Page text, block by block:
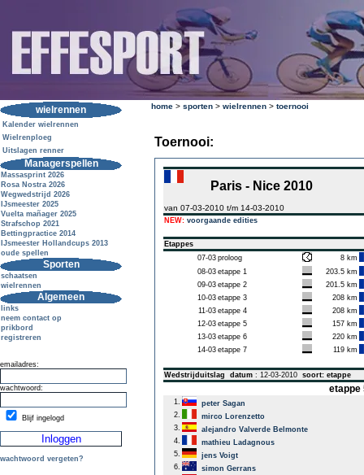
wielrennen
Kalender wielrennen
Wielrenploeg
Uitslagen renner
Managerspellen
Massasprint 2026
Rosa Nostra 2026
Wegwedstrijd 2026
IJsmeester 2025
Vuelta mañager 2025
Strafschop 2021
Bettingpractice 2014
IJsmeester Hollandcups 2013
oude spellen
Sporten
schaatsen
wielrennen
Algemeen
links
neem contact op
prikbord
registreren
emailadres:
wachtwoord:
Blijf ingelogd
wachtwoord vergeten?
home > sporten > wielrennen > toernooi
Toernooi:
Paris - Nice 2010
van 07-03-2010 t/m 14-03-2010
NEW: voorgaande edities
Etappes
07-03 proloog
8 km
08-03 etappe 1
203.5 km
09-03 etappe 2
201.5 km
10-03 etappe 3
208 km
11-03 etappe 4
208 km
12-03 etappe 5
157 km
13-03 etappe 6
220 km
14-03 etappe 7 119 km
Wedstrijduitslag datum : 12-03-2010 soort: etappe
etappe
1.
peter Sagan
2.
mirco Lorenzetto
3.
alejandro Valverde Belmonte
4.
mathieu Ladagnous
5.
jens Voigt
6.
simon Gerrans